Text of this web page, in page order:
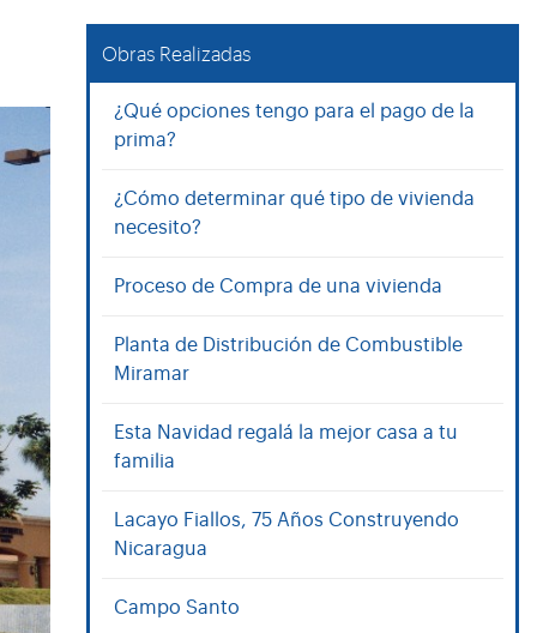
Obras Realizadas
¿Qué opciones tengo para el pago de la
prima?
¿Cómo determinar qué tipo de vivienda
necesito?
Proceso de Compra de una vivienda
Planta de Distribución de Combustible
Miramar
Esta Navidad regalá la mejor casa a tu
familia
Lacayo Fiallos, 75 Años Construyendo
Nicaragua
Campo Santo